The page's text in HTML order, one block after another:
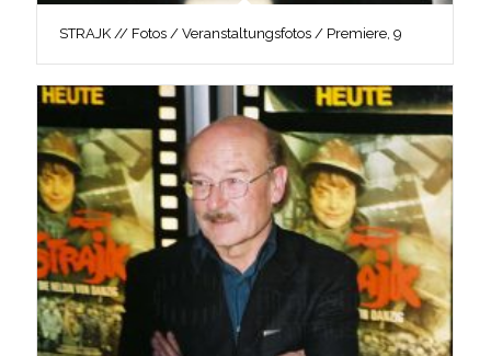
STRAJK // Fotos / Veranstaltungsfotos / Premiere, 9